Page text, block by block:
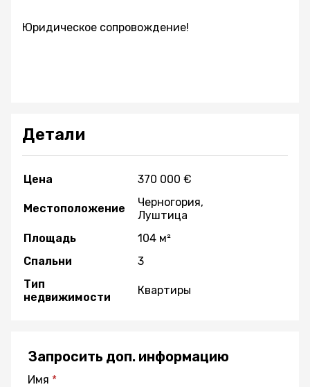
Юридическое сопровождение!
Детали
Цена 370 000 €
Местоположение
Черногория,
Луштица
Площадь
104 м²
Спальни
3
Тип
недвижимости
Квартиры
Запросить доп. информацию
Имя